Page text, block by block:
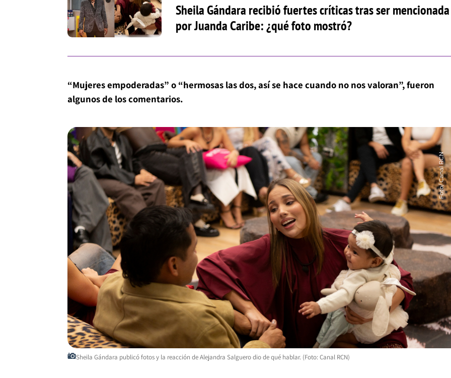
Sheila Gándara recibió fuertes críticas tras ser mencionada
por Juanda Caribe: ¿qué foto mostró?
“Mujeres empoderadas” o “hermosas las dos, así se hace cuando no nos valoran”, fueron
algunos de los comentarios.
Sheila Gándara publicó fotos y la reacción de Alejandra Salguero dio de qué hablar. (Foto: Canal RCN)